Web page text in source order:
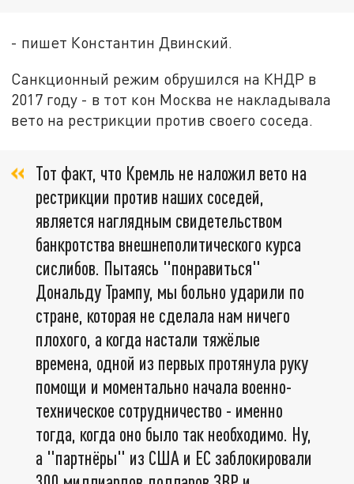
- пишет Константин Двинский.
Санкционный режим обрушился на КНДР в
2017 году - в тот кон Москва не накладывала
вето на рестрикции против своего соседа.
Тот факт, что Кремль не наложил вето на
рестрикции против наших соседей,
является наглядным свидетельством
банкротства внешнеполитического курса
сислибов. Пытаясь "понравиться"
Дональду Трампу, мы больно ударили по
стране, которая не сделала нам ничего
плохого, а когда настали тяжёлые
времена, одной из первых протянула руку
помощи и моментально начала военно-
техническое сотрудничество - именно
тогда, когда оно было так необходимо. Ну,
а "партнёры" из США и ЕС заблокировали